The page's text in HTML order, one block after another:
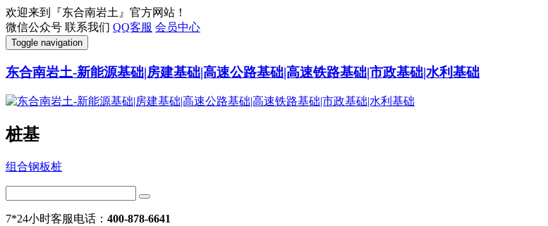
欢迎来到『东合南岩土』官方网站！
微信公众号 联系我们 QQ客服 会员中心
Toggle navigation
东合南岩土-新能源基础|房建基础|高速公路基础|高速铁路基础|市政基础|水利基础
桩基
组合钢板桩
7*24小时客服电话： 400-878-6641